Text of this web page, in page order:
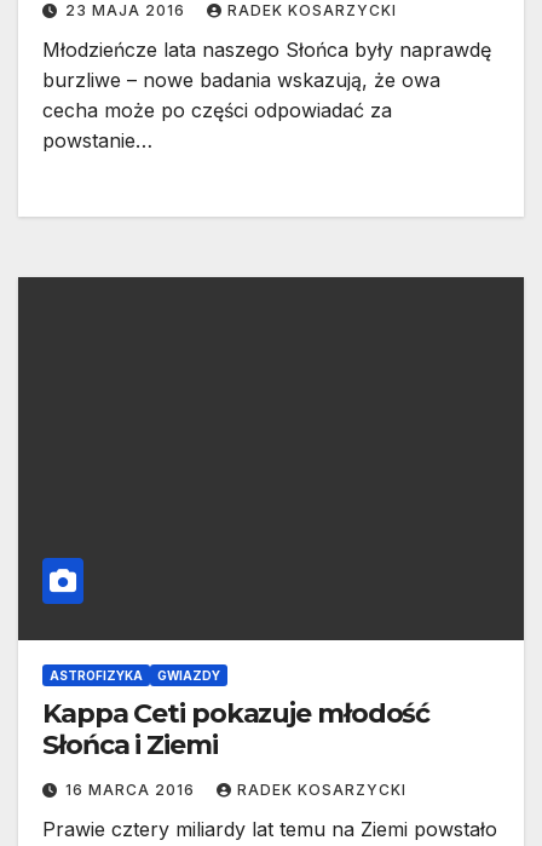
23 MAJA 2016 RADEK KOSARZYCKI
Młodzieńcze lata naszego Słońca były naprawdę
burzliwe – nowe badania wskazują, że owa
cecha może po części odpowiadać za
powstanie…
ASTROFIZYKA GWIAZDY
Kappa Ceti pokazuje młodość
Słońca i Ziemi
16 MARCA 2016 RADEK KOSARZYCKI
Prawie cztery miliardy lat temu na Ziemi powstało